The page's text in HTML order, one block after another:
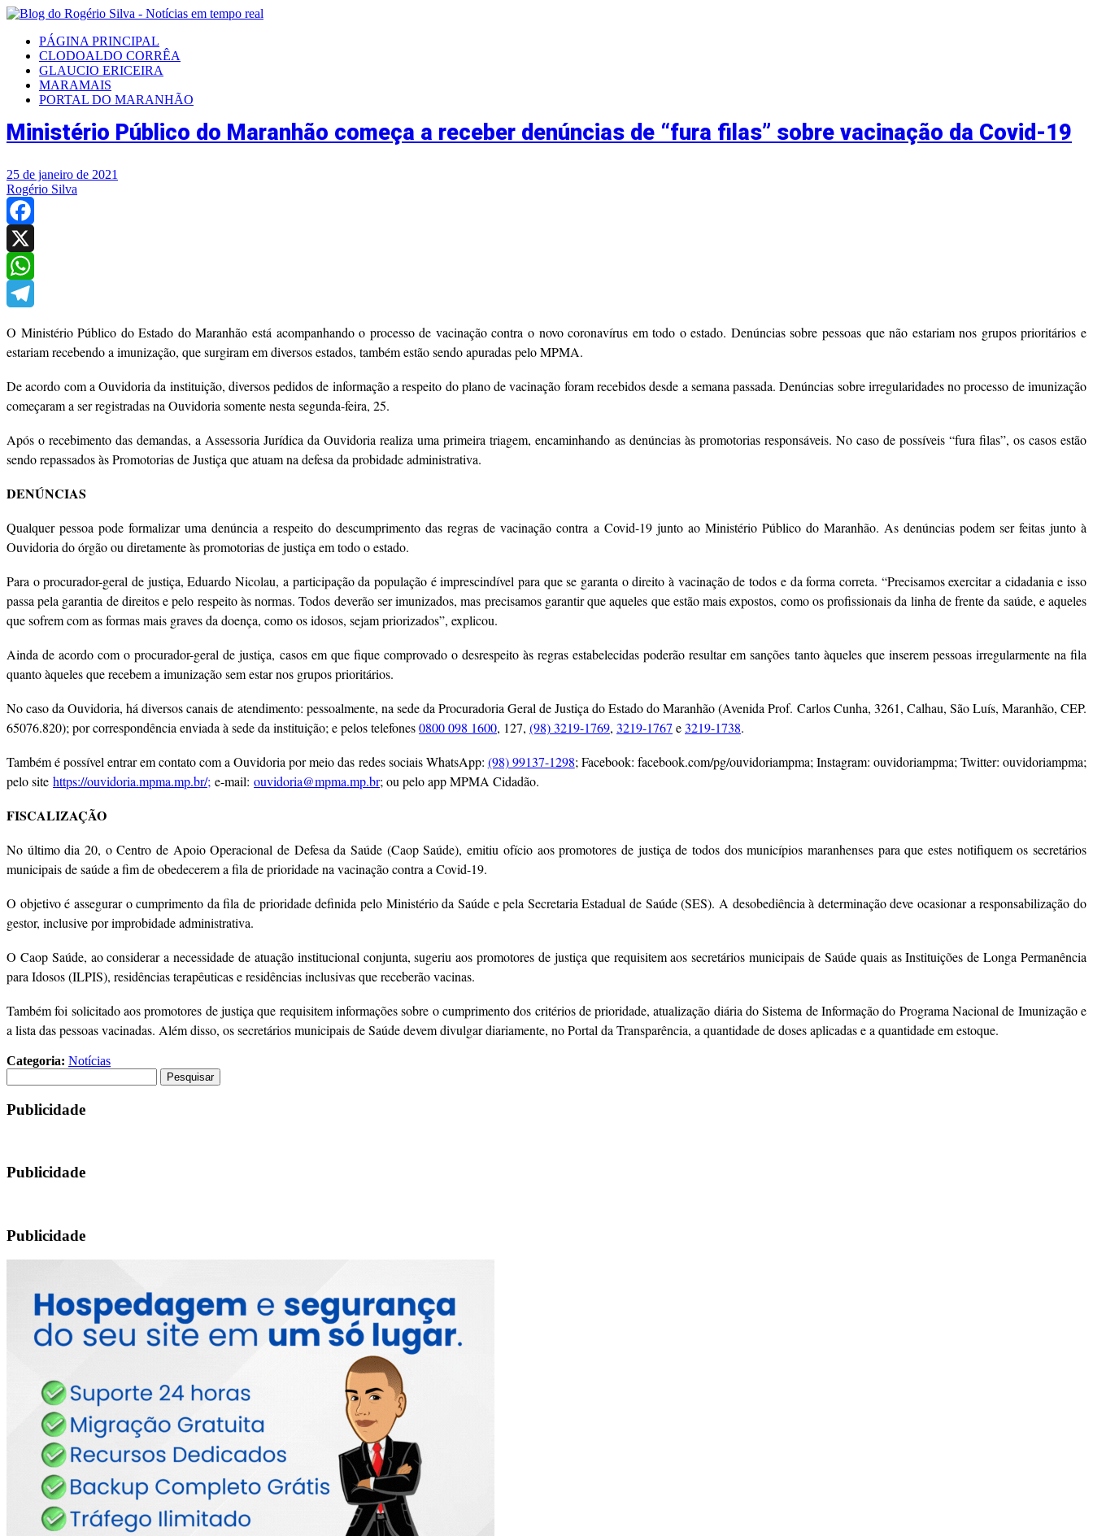
PÁGINA PRINCIPAL
CLODOALDO CORRÊA
GLAUCIO ERICEIRA
MARAMAIS
PORTAL DO MARANHÃO
Ministério Público do Maranhão começa a receber denúncias de “fura filas” sobre vacinação da Covid-19
25 de janeiro de 2021
Rogério Silva
Facebook
X
WhatsApp
O Ministério Público do Estado do Maranhão está acompanhando o processo de vacinação contra o novo coronavírus em todo o estado. Denúncias sobre pessoas que não estariam nos grupos prioritários e
estariam recebendo a imunização, que surgiram em diversos estados, também estão sendo apuradas pelo MPMA.
De acordo com a Ouvidoria da instituição, diversos pedidos de informação a respeito do plano de vacinação foram recebidos desde a semana passada. Denúncias sobre irregularidades no processo de imunização
começaram a ser registradas na Ouvidoria somente nesta segunda-feira, 25.
Após o recebimento das demandas, a Assessoria Jurídica da Ouvidoria realiza uma primeira triagem, encaminhando as denúncias às promotorias responsáveis. No caso de possíveis “fura filas”, os casos estão
sendo repassados às Promotorias de Justiça que atuam na defesa da probidade administrativa.
DENÚNCIAS
Qualquer pessoa pode formalizar uma denúncia a respeito do descumprimento das regras de vacinação contra a Covid-19 junto ao Ministério Público do Maranhão. As denúncias podem ser feitas junto à
Ouvidoria do órgão ou diretamente às promotorias de justiça em todo o estado.
Para o procurador-geral de justiça, Eduardo Nicolau, a participação da população é imprescindível para que se garanta o direito à vacinação de todos e da forma correta. “Precisamos exercitar a cidadania e isso
passa pela garantia de direitos e pelo respeito às normas. Todos deverão ser imunizados, mas precisamos garantir que aqueles que estão mais expostos, como os profissionais da linha de frente da saúde, e aqueles
que sofrem com as formas mais graves da doença, como os idosos, sejam priorizados”, explicou.
Ainda de acordo com o procurador-geral de justiça, casos em que fique comprovado o desrespeito às regras estabelecidas poderão resultar em sanções tanto àqueles que inserem pessoas irregularmente na fila
quanto àqueles que recebem a imunização sem estar nos grupos prioritários.
No caso da Ouvidoria, há diversos canais de atendimento: pessoalmente, na sede da Procuradoria Geral de Justiça do Estado do Maranhão (Avenida Prof. Carlos Cunha, 3261, Calhau, São Luís, Maranhão, CEP.
65076.820); por correspondência enviada à sede da instituição; e pelos telefones0800 098 1600, 127, (98) 3219-1769, 3219-1767 e3219-1738.
Também é possível entrar em contato com a Ouvidoria por meio das redes sociais WhatsApp: (98) 99137-1298; Facebook: facebook.com/pg/ouvidoriampma; Instagram: ouvidoriampma; Twitter: ouvidoriampma;
pelo site https://ouvidoria.mpma.mp.br/; e-mail: ouvidoria@mpma.mp.br; ou pelo app MPMA Cidadão.
FISCALIZAÇÃO
No último dia 20, o Centro de Apoio Operacional de Defesa da Saúde (Caop Saúde), emitiu ofício aos promotores de justiça de todos dos municípios maranhenses para que estes notifiquem os secretários
municipais de saúde a fim de obedecerem a fila de prioridade na vacinação contra a Covid-19.
O objetivo é assegurar o cumprimento da fila de prioridade definida pelo Ministério da Saúde e pela Secretaria Estadual de Saúde (SES). A desobediência à determinação deve ocasionar a responsabilização do
gestor, inclusive por improbidade administrativa.
O Caop Saúde, ao considerar a necessidade de atuação institucional conjunta, sugeriu aos promotores de justiça que requisitem aos secretários municipais de Saúde quais as Instituições de Longa Permanência
para Idosos (ILPIS), residências terapêuticas e residências inclusivas que receberão vacinas.
Também foi solicitado aos promotores de justiça que requisitem informações sobre o cumprimento dos critérios de prioridade, atualização diária do Sistema de Informação do Programa Nacional de Imunização e
a lista das pessoas vacinadas. Além disso, os secretários municipais de Saúde devem divulgar diariamente, no Portal da Transparência, a quantidade de doses aplicadas e a quantidade em estoque.
Categoria: Notícias
por:
Publicidade
Publicidade
Publicidade